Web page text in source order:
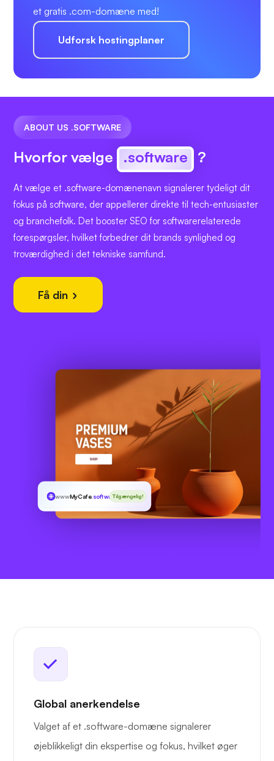
et gratis .com-domæne med!
Udforsk hostingplaner
ABOUT US .SOFTWARE
Hvorfor vælge .software ?
At vælge et .software-domænenavn signalerer tydeligt dit
fokus på software, der appellerer direkte til tech-entusiaster
og branchefolk. Det booster SEO for softwarerelaterede
forespørgsler, hvilket forbedrer dit brands synlighed og
troværdighed i det tekniske samfund.
Få din
wwwMyCafe.softwareTilgængelig!
Global anerkendelse
Valget af et .software-domæne signalerer
øjeblikkeligt din ekspertise og fokus, hvilket øger